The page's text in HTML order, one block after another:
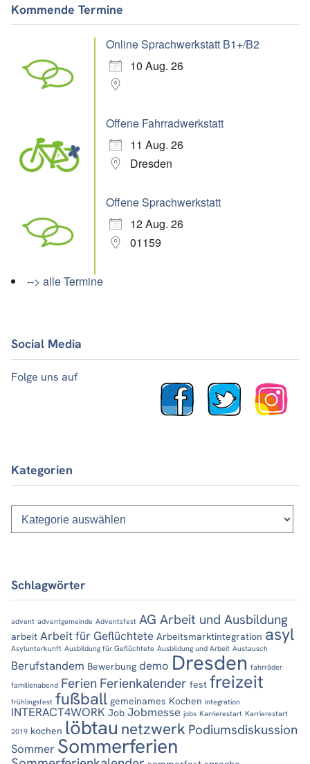
Kommende Termine
Online Sprachwerkstatt B1+/B2
10 Aug. 26
Offene Fahrradwerkstatt
11 Aug. 26
Dresden
Offene Sprachwerkstatt
12 Aug. 26
01159
--> alle Termine
Social Media
Folge uns auf
Kategorien
Kategorien
Schlagwörter
advent adventgemeinde Adventsfest AG Arbeit und Ausbildung
arbeit Arbeit für Geflüchtete Arbeitsmarktintegration asyl
Asylunterkunft Ausbildung für Geflüchtete Ausbildung und Arbeit Austausch
Berufstandem Bewerbung demo Dresden fahrräder
familienabend Ferien Ferienkalender fest freizeit
frühlingsfest fußball gemeinames Kochen integration
INTERACT4WORK Job Jobmesse jobs Karrierestart Karrierestart
2019 kochen löbtau netzwerk Podiumsdiskussion
Sommer Sommerferien